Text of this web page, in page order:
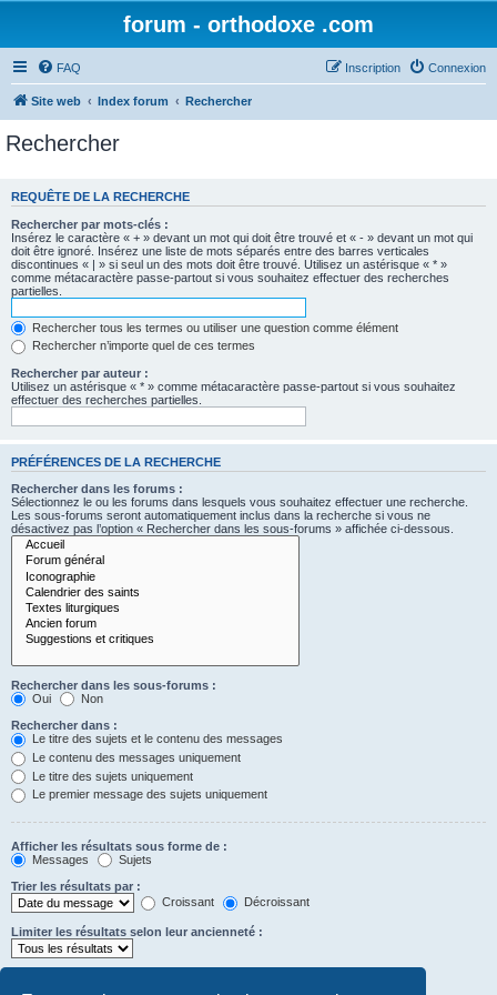
forum - orthodoxe .com
FAQ Connexion
Inscription
Site web Index forum Rechercher
Rechercher
REQUÊTE DE LA RECHERCHE
Rechercher par mots-clés :
Insérez le caractère « + » devant un mot qui doit être trouvé et « - » devant un mot qui
doit être ignoré. Insérez une liste de mots séparés entre des barres verticales
discontinues « | » si seul un des mots doit être trouvé. Utilisez un astérisque « * »
comme métacaractère passe-partout si vous souhaitez effectuer des recherches
partielles.
Rechercher tous les termes ou utiliser une question comme élément
Rechercher n’importe quel de ces termes
Rechercher par auteur :
Utilisez un astérisque « * » comme métacaractère passe-partout si vous souhaitez
effectuer des recherches partielles.
PRÉFÉRENCES DE LA RECHERCHE
Rechercher dans les forums :
Sélectionnez le ou les forums dans lesquels vous souhaitez effectuer une recherche.
Les sous-forums seront automatiquement inclus dans la recherche si vous ne
désactivez pas l’option « Rechercher dans les sous-forums » affichée ci-dessous.
Rechercher dans les sous-forums :
Oui
Non
Rechercher dans :
Le titre des sujets et le contenu des messages
Le contenu des messages uniquement
Le titre des sujets uniquement
Le premier message des sujets uniquement
Afficher les résultats sous forme de :
Messages
Sujets
Trier les résultats par :
Croissant
Décroissant
Limiter les résultats selon leur ancienneté :